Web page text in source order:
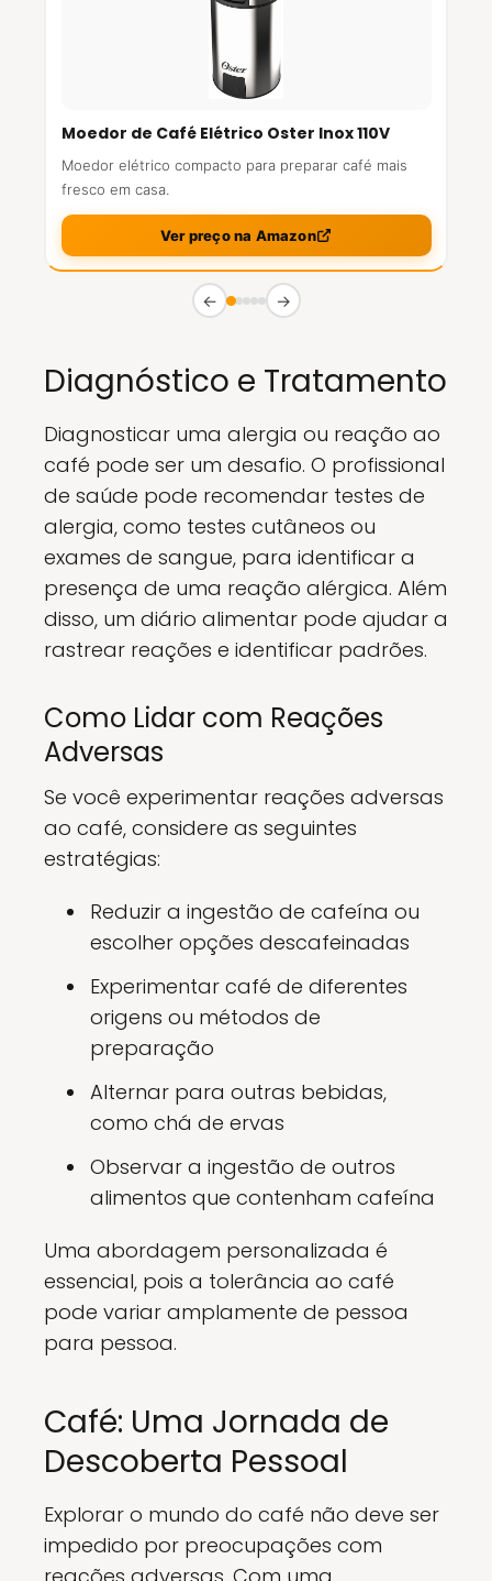
Moedor de Café Elétrico Oster Inox 110V
Moedor elétrico compacto para preparar café mais
fresco em casa.
Ver preço na Amazon
← →
Diagnóstico e Tratamento
Diagnosticar uma alergia ou reação ao
café pode ser um desafio. O profissional
de saúde pode recomendar testes de
alergia, como testes cutâneos ou
exames de sangue, para identificar a
presença de uma reação alérgica. Além
disso, um diário alimentar pode ajudar a
rastrear reações e identificar padrões.
Como Lidar com Reações
Adversas
Se você experimentar reações adversas
ao café, considere as seguintes
estratégias:
Reduzir a ingestão de cafeína ou
escolher opções descafeinadas
Experimentar café de diferentes
origens ou métodos de
preparação
Alternar para outras bebidas,
como chá de ervas
Observar a ingestão de outros
alimentos que contenham cafeína
Uma abordagem personalizada é
essencial, pois a tolerância ao café
pode variar amplamente de pessoa
para pessoa.
Café: Uma Jornada de
Descoberta Pessoal
Explorar o mundo do café não deve ser
impedido por preocupações com